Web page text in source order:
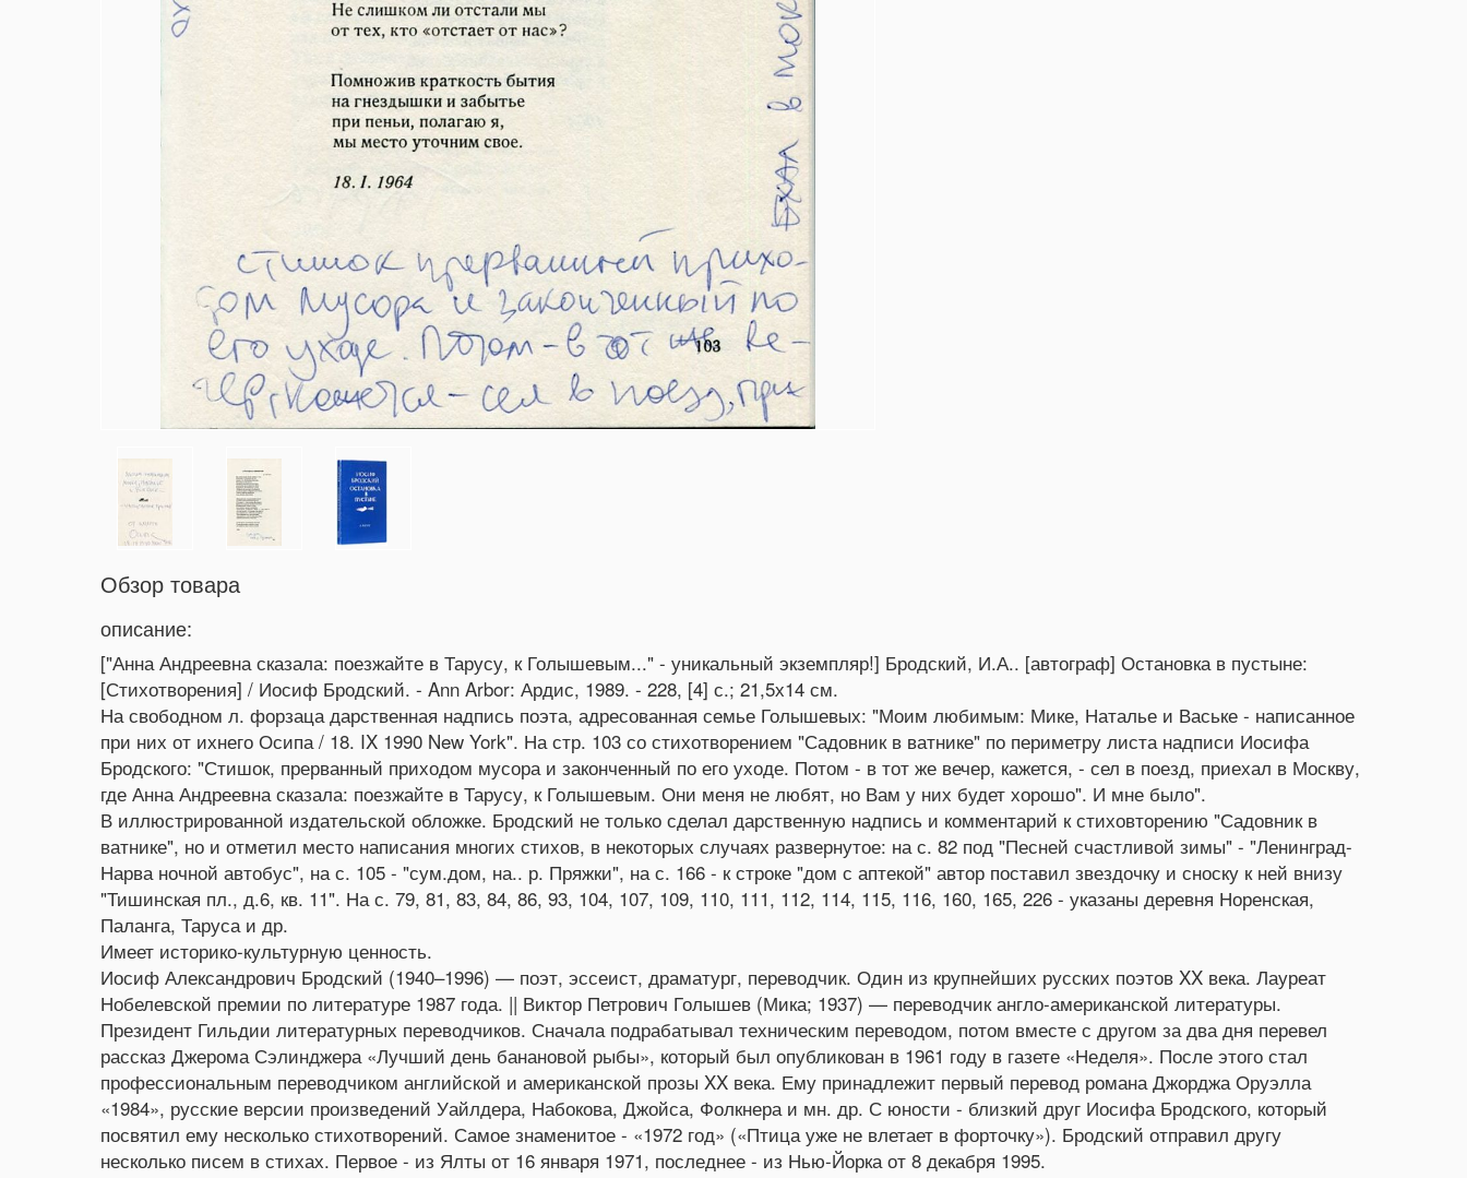
Обзор товара
описание:
["Анна Андреевна сказала: поезжайте в Тарусу, к Голышевым..." - уникальный экземпляр!] Бродский, И.А.. [автограф] Остановка в пустыне:
[Стихотворения] / Иосиф Бродский. - Ann Arbor: Ардис, 1989. - 228, [4] с.; 21,5х14 см.
На свободном л. форзаца дарственная надпись поэта, адресованная семье Голышевых: "Моим любимым: Мике, Наталье и Ваське - написанное
при них от ихнего Осипа / 18. IX 1990 New York". На стр. 103 со стихотворением "Садовник в ватнике" по периметру листа надписи Иосифа
Бродского: "Стишок, прерванный приходом мусора и законченный по его уходе. Потом - в тот же вечер, кажется, - сел в поезд, приехал в Москву,
где Анна Андреевна сказала: поезжайте в Тарусу, к Голышевым. Они меня не любят, но Вам у них будет хорошо". И мне было".
В иллюстрированной издательской обложке. Бродский не только сделал дарственную надпись и комментарий к стиховторению "Садовник в
ватнике", но и отметил место написания многих стихов, в некоторых случаях развернутое: на с. 82 под "Песней счастливой зимы" - "Ленинград-
Нарва ночной автобус", на с. 105 - "сум.дом, на.. р. Пряжки", на с. 166 - к строке "дом с аптекой" автор поставил звездочку и сноску к ней внизу
"Тишинская пл., д.6, кв. 11". На с. 79, 81, 83, 84, 86, 93, 104, 107, 109, 110, 111, 112, 114, 115, 116, 160, 165, 226 - указаны деревня Норенская,
Паланга, Таруса и др.
Имеет историко-культурную ценность.
Иосиф Александрович Бродский (1940–1996) — поэт, эссеист, драматург, переводчик. Один из крупнейших русских поэтов XX века. Лауреат
Нобелевской премии по литературе 1987 года. || Виктор Петрович Голышев (Мика; 1937) — переводчик англо-американской литературы.
Президент Гильдии литературных переводчиков. Сначала подрабатывал техническим переводом, потом вместе с другом за два дня перевел
рассказ Джерома Сэлинджера «Лучший день банановой рыбы», который был опубликован в 1961 году в газете «Неделя». После этого стал
профессиональным переводчиком английской и американской прозы XX века. Ему принадлежит первый перевод романа Джорджа Оруэлла
«1984», русские версии произведений Уайлдера, Набокова, Джойса, Фолкнера и мн. др. С юности - близкий друг Иосифа Бродского, который
посвятил ему несколько стихотворений. Самое знаменитое - «1972 год» («Птица уже не влетает в форточку»). Бродский отправил другу
несколько писем в стихах. Первое - из Ялты от 16 января 1971, последнее - из Нью-Йорка от 8 декабря 1995.